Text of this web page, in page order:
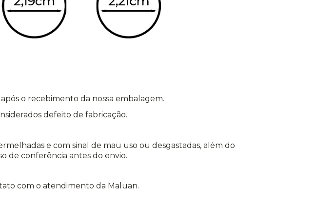
após o recebimento da nossa embalagem.
defeito de fabricação.
e com sinal de mau uso ou desgastadas, além do
de conferência antes do envio.
com o atendimento da Maluan.